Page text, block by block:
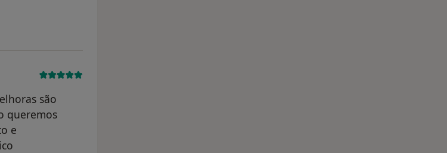
são
queremos
e